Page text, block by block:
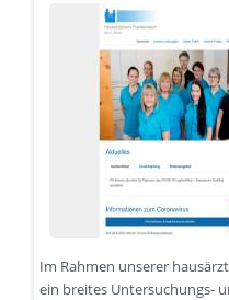
Im Rahmen unserer
ein breites Untersuchungs-